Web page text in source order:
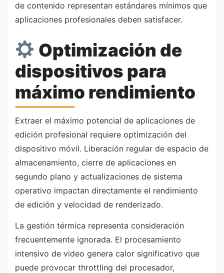
de contenido representan estándares mínimos que
aplicaciones profesionales deben satisfacer.
Optimización de
dispositivos para
máximo rendimiento
Extraer el máximo potencial de aplicaciones de
edición profesional requiere optimización del
dispositivo móvil. Liberación regular de espacio de
almacenamiento, cierre de aplicaciones en
segundo plano y actualizaciones de sistema
operativo impactan directamente el rendimiento
de edición y velocidad de renderizado.
La gestión térmica representa consideración
frecuentemente ignorada. El procesamiento
intensivo de video genera calor significativo que
puede provocar throttling del procesador,